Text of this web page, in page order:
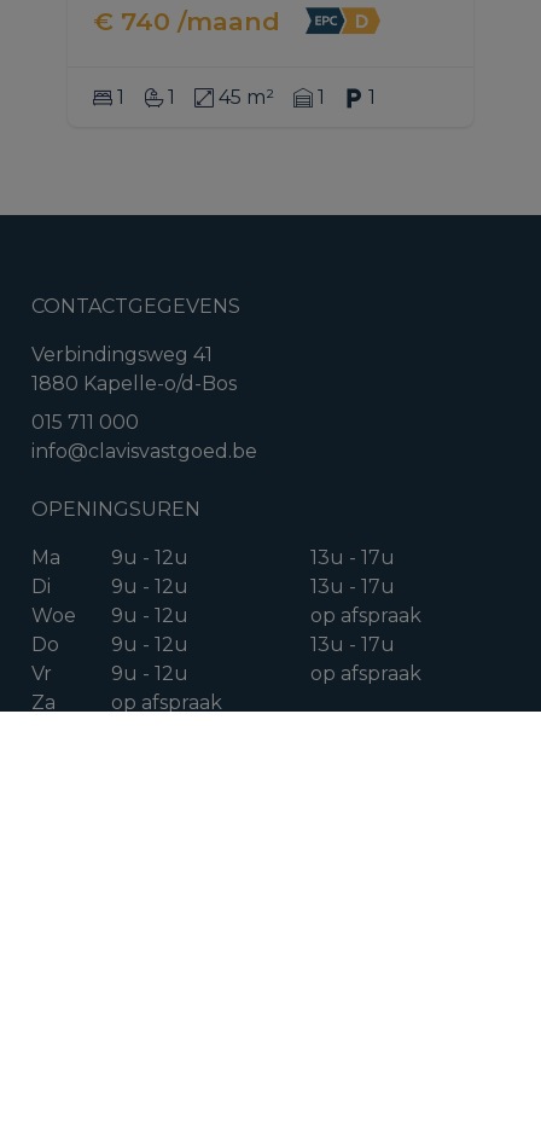
€ 740 /maand
1 1 45 m² 1 1
CONTACTGEGEVENS
Verbindingsweg 41
1880 Kapelle-o/d-Bos
015 711 000
info@clavisvastgoed.be
OPENINGSUREN
Ma 9u - 12u
13u - 17u
Di
9u - 12u
13u - 17u
Woe
9u - 12u
op afspraak
Do
9u - 12u
13u - 17u
Vr
9u - 12u
op afspraak
Za
op afspraak